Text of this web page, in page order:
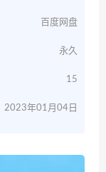
百度网盘
永久
15
2023年01月04日